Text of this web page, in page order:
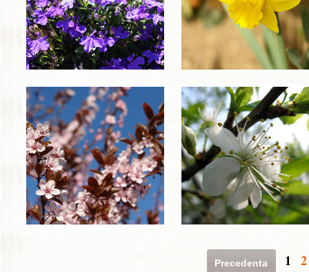
Precedenta 1 2